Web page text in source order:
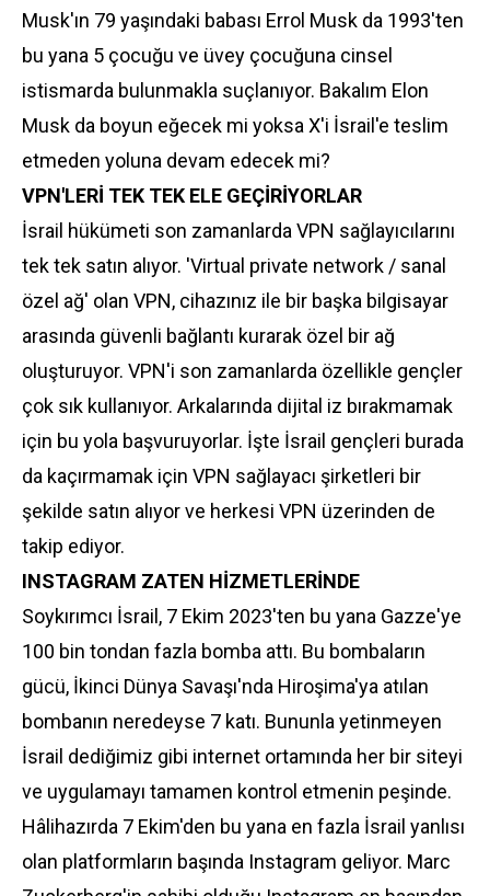
Musk'ın 79 yaşındaki babası Errol Musk da 1993'ten
bu yana 5 çocuğu ve üvey çocuğuna cinsel
istismarda bulunmakla suçlanıyor. Bakalım Elon
Musk da boyun eğecek mi yoksa X'i İsrail'e teslim
etmeden yoluna devam edecek mi?
VPN'LERİ TEK TEK ELE GEÇİRİYORLAR
İsrail hükümeti son zamanlarda VPN sağlayıcılarını
tek tek satın alıyor. 'Virtual private network / sanal
özel ağ' olan VPN, cihazınız ile bir başka bilgisayar
arasında güvenli bağlantı kurarak özel bir ağ
oluşturuyor. VPN'i son zamanlarda özellikle gençler
çok sık kullanıyor. Arkalarında dijital iz bırakmamak
için bu yola başvuruyorlar. İşte İsrail gençleri burada
da kaçırmamak için VPN sağlayacı şirketleri bir
şekilde satın alıyor ve herkesi VPN üzerinden de
takip ediyor.
INSTAGRAM ZATEN HİZMETLERİNDE
Soykırımcı İsrail, 7 Ekim 2023'ten bu yana Gazze'ye
100 bin tondan fazla bomba attı. Bu bombaların
gücü, İkinci Dünya Savaşı'nda Hiroşima'ya atılan
bombanın neredeyse 7 katı. Bununla yetinmeyen
İsrail dediğimiz gibi internet ortamında her bir siteyi
ve uygulamayı tamamen kontrol etmenin peşinde.
Hâlihazırda 7 Ekim'den bu yana en fazla İsrail yanlısı
olan platformların başında Instagram geliyor. Marc